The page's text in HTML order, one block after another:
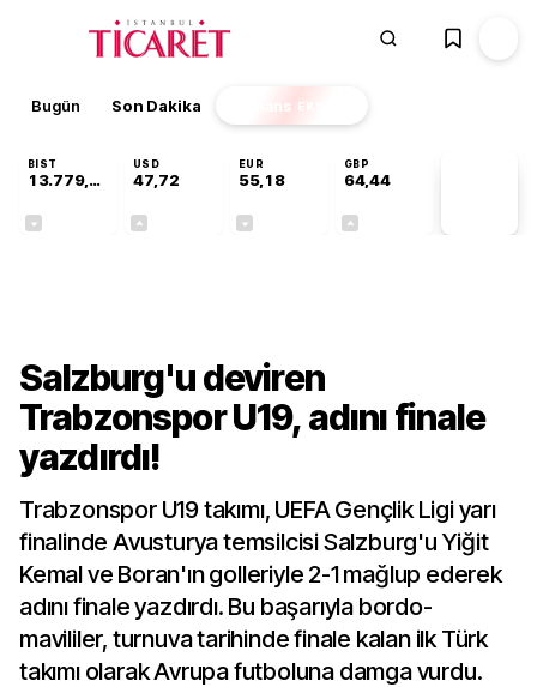
Bugün Son Dakika Finans EKSTRA
BIST
13.779,39
USD
47,72
EUR
55,18
GBP
64,44
Salzburg'u deviren
Trabzonspor U19, adını finale
yazdırdı!
Trabzonspor U19 takımı, UEFA Gençlik Ligi yarı
finalinde Avusturya temsilcisi Salzburg'u Yiğit
Kemal ve Boran'ın golleriyle 2-1 mağlup ederek
adını finale yazdırdı. Bu başarıyla bordo-
mavililer, turnuva tarihinde finale kalan ilk Türk
takımı olarak Avrupa futboluna damga vurdu.